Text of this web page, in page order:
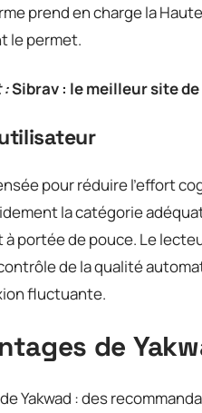
prend en charge la
le permet.
:Sibrav : le meilleur site
pour réduire l’effort
la catégorie
portée de pouce. Le
de la qualité
fluctuante.
de
Yakwad : des